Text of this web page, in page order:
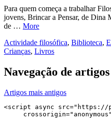
Para quem começa a trabalhar
jovens, Brincar a Pensar, de Dina
de … More
Actividade filosófica, Biblioteca,
Crianças, Livros
Navegação de artigos
Artigos mais antigos
<script async src="https://